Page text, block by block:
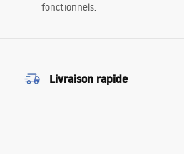
fonctionnels.
Livraison rapide